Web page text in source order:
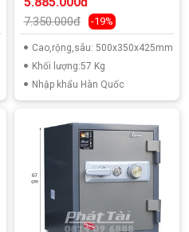
7.350.000đ -19%
Cao,rộng,sâu: 500x350x425mm
Khối lượng:57 Kg
Nhập khẩu Hàn Quốc